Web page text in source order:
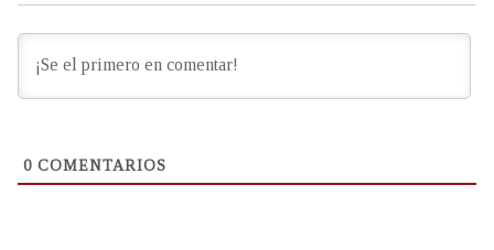
0 COMENTARIOS